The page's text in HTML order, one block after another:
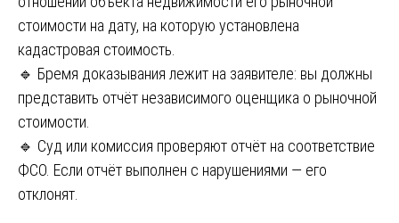
стоимости на дату, на которую установлена
кадастровая стоимость.
🔹 Бремя доказывания лежит на заявителе: вы должны
представить отчёт независимого оценщика о рыночной
стоимости.
🔹 Суд или комиссия проверяют отчёт на соответствие
ФСО. Если отчёт выполнен с нарушениями — его
отклонят.